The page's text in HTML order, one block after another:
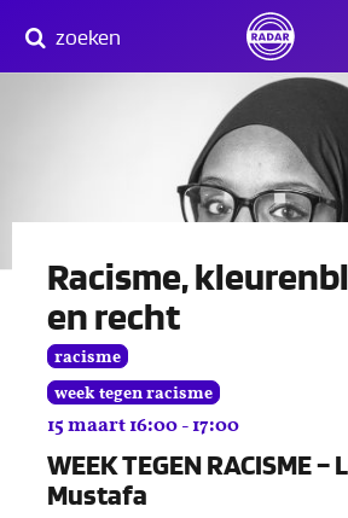
naar
content
zoeken
Racisme,
en recht
racisme
week tegen racisme
15 maart 16:00 - 17:00
WEEK TEGEN RACISME
Mustafa